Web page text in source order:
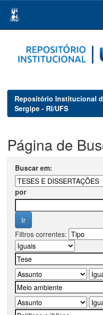
navigation
Repositório Institucional
Sergipe - RI/UFS
Página de
Buscar em:
por
Filtros correntes: